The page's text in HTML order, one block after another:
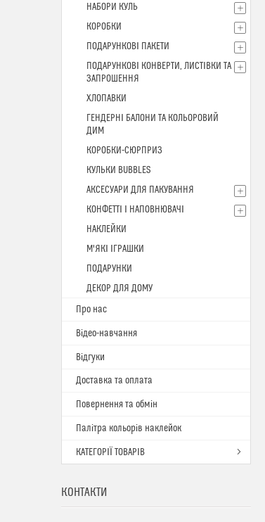
НАБОРИ КУЛЬ
КОРОБКИ
ПОДАРУНКОВІ ПАКЕТИ
ПОДАРУНКОВІ КОНВЕРТИ, ЛИСТІВКИ ТА
ЗАПРОШЕННЯ
ХЛОПАВКИ
ГЕНДЕРНІ БАЛОНИ ТА КОЛЬОРОВИЙ
ДИМ
КОРОБКИ-СЮРПРИЗ
КУЛЬКИ BUBBLES
АКСЕСУАРИ ДЛЯ ПАКУВАННЯ
КОНФЕТТІ І НАПОВНЮВАЧІ
НАКЛЕЙКИ
М'ЯКІ ІГРАШКИ
ПОДАРУНКИ
ДЕКОР ДЛЯ ДОМУ
Про нас
Відео-навчання
Відгуки
Доставка та оплата
Повернення та обмін
Палітра кольорів наклейок
КАТЕГОРІЇ ТОВАРІВ
КОНТАКТИ